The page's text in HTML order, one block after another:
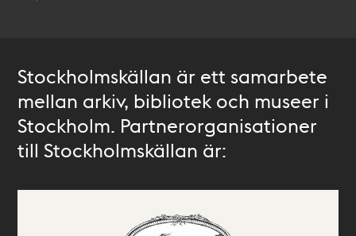
Stockholmskällan är ett samarbete
mellan arkiv, bibliotek och museer i
Stockholm. Partnerorganisationer
till Stockholmskällan är: